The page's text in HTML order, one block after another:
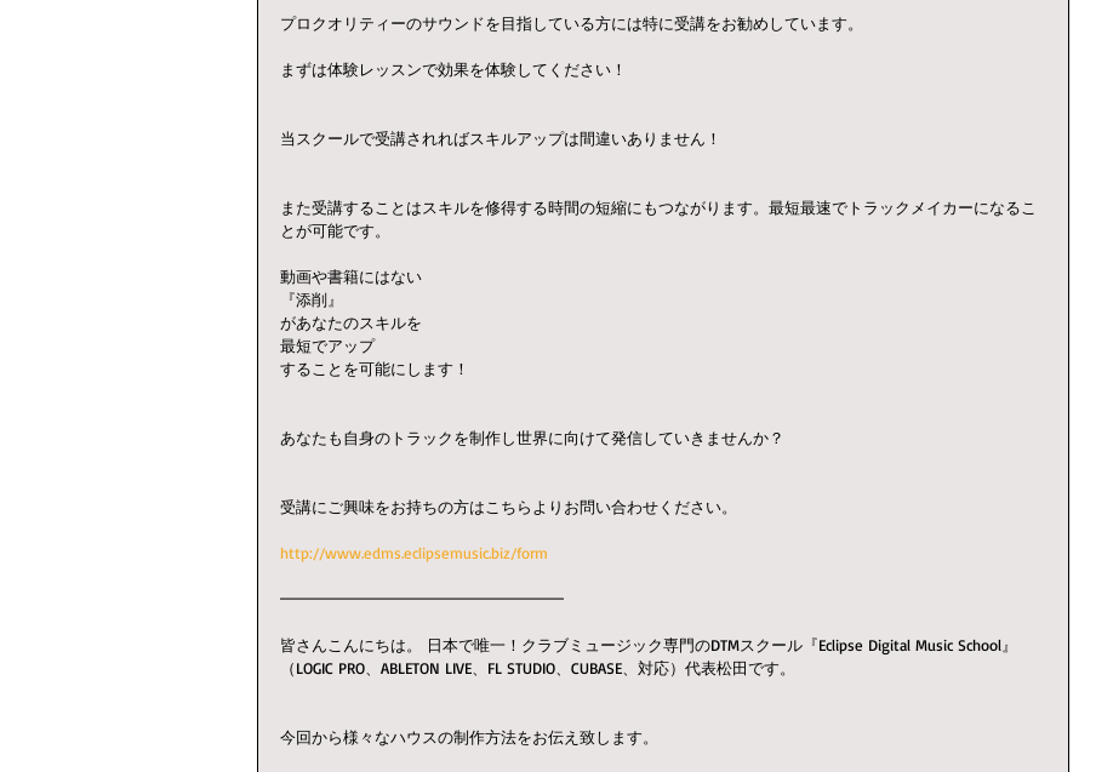
プロクオリティーのサウンドを目指している方には特に受講をお勧めしています。
まずは体験レッスンで効果を体験してください！
当スクールで受講されればスキルアップは間違いありません！
また受講することはスキルを修得する時間の短縮にもつながります。最短最速でトラックメイカーになるこ
とが可能です。
動画や書籍にはない
『添削』
があなたのスキルを
最短でアップ
することを可能にします！
あなたも自身のトラックを制作し世界に向けて発信していきませんか？
受講にご興味をお持ちの方はこちらよりお問い合わせください。
http://www.edms.eclipsemusic.biz/form
━━━━━━━━━━━━━━━━━━
皆さんこんにちは。 日本で唯一！クラブミュージック専門のDTMスクール『Eclipse Digital Music School』
（LOGIC PRO、ABLETON LIVE、FL STUDIO、CUBASE、対応）代表松田です。
今回から様々なハウスの制作方法をお伝え致します。